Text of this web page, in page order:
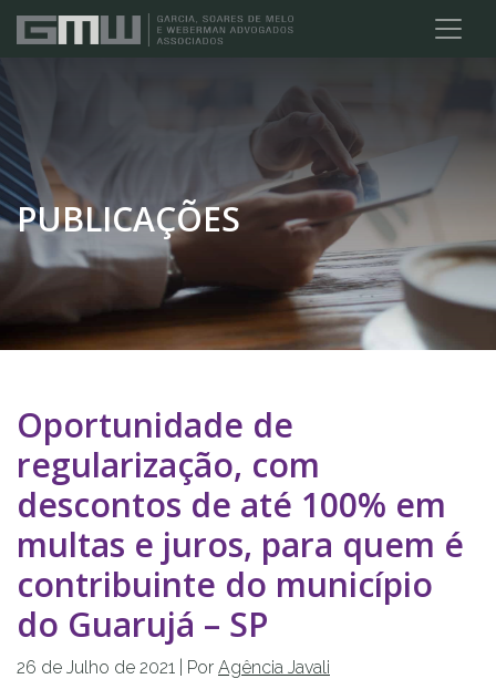
PUBLICAÇÕES
Oportunidade de
regularização, com
descontos de até 100% em
multas e juros, para quem é
contribuinte do município
do Guarujá – SP
26 de Julho de 2021 | Por Agência Javali